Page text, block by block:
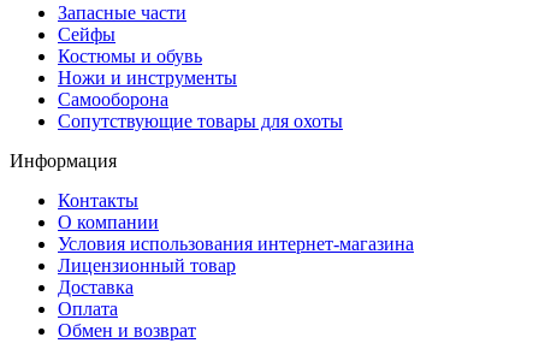
Запасные части
Сейфы
Костюмы и обувь
Ножи и инструменты
Самооборона
Сопутствующие товары для охоты
Информация
Контакты
О компании
Условия использования интернет-магазина
Лицензионный товар
Доставка
Оплата
Обмен и возврат